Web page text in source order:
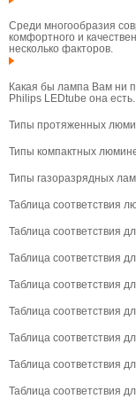
Среди многообразия
комфортного и
несколько факторов.
Какая бы лампа Вам ни
Philips LEDtube она есть.
Типы протяженных
Типы компактных
Типы газоразрядных
Таблица соответствия
Таблица соответствия
Таблица соответствия
Таблица соответствия
Таблица соответствия
Таблица соответствия
Таблица соответствия
Таблица соответствия